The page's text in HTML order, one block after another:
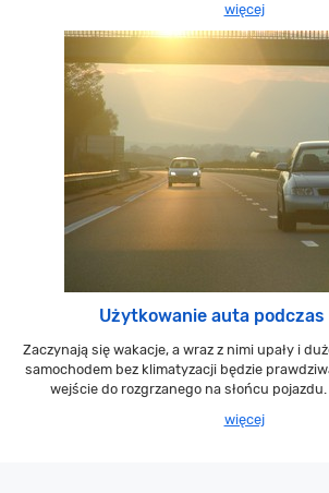
więcej
Użytkowanie auta podczas
Zaczynają się wakacje, a wraz z nimi upały i
samochodem bez klimatyzacji będzie
wejście do rozgrzanego na słońcu
więcej